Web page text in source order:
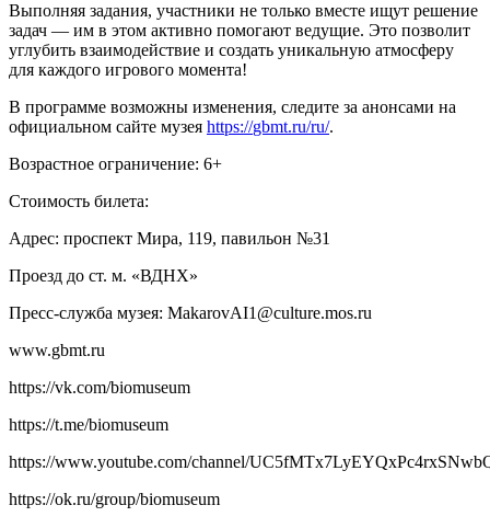
Выполняя задания, участники не только вместе ищут решение
задач — им в этом активно помогают ведущие. Это позволит
углубить взаимодействие и создать уникальную атмосферу
для каждого игрового момента!
В программе возможны изменения, следите за анонсами на
официальном сайте музея https://gbmt.ru/ru/.
Возрастное ограничение: 6+
Стоимость билета:
Адрес: проспект Мира, 119, павильон №31
Проезд до ст. м. «ВДНХ»
Пресс-служба музея: MakarovAI1@culture.mos.ru
www.gbmt.ru
https://vk.com/biomuseum
https://t.me/biomuseum
https://www.youtube.com/channel/
https://ok.ru/group/biomuseum